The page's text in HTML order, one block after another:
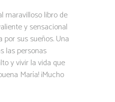
maravilloso libro de
y sensacional
sus sueños. Una
las personas
y vivir la vida que
María! ¡Mucho